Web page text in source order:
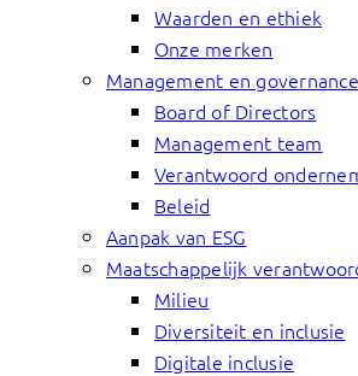
Waarden en ethiek
Onze merken
Management en governance
Board of Directors
Management team
Verantwoord
Beleid
Aanpak van ESG
Maatschappelijk
Milieu
Diversiteit en inclusie
Digitale inclusie